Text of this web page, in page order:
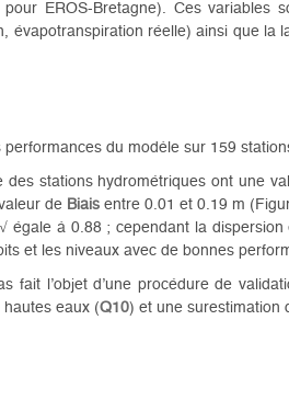
pour EROS-Bretagne). Ces
évapotranspiration réelle) ainsi que la
performances du modèle sur 159
des stations hydrométriques ont une
de Biais entre 0.01 et 0.19 m
√ égale à 0.88 ; cependant la
et les niveaux avec de bonnes
fait l’objet d’une procédure de
eaux (Q10) et une surestimation